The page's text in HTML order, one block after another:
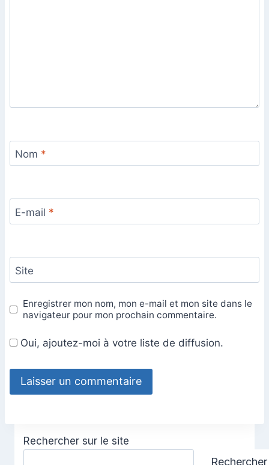
Nom *
E-mail *
Site
Enregistrer mon nom, mon e-mail et mon site dans le
navigateur pour mon prochain commentaire.
Oui, ajoutez-moi à votre liste de diffusion.
Rechercher sur le site
Rechercher